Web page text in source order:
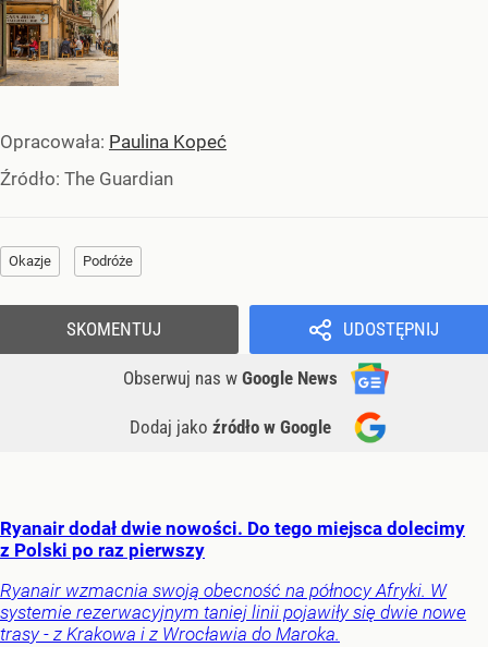
Opracowała: Paulina Kopeć
Źródło: The Guardian
Okazje Podróże
UDOSTĘPNIJ
Obserwuj nas w Google News
Dodaj jako źródło w Google
SKOMENTUJ
Ryanair dodał dwie nowości. Do tego miejsca dolecimy
z Polski po raz pierwszy
Ryanair wzmacnia swoją obecność na północy Afryki. W
systemie rezerwacyjnym taniej linii pojawiły się dwie nowe
trasy - z Krakowa i z Wrocławia do Maroka.